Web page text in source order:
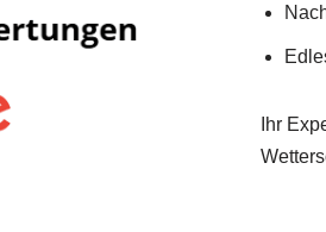
Ihr